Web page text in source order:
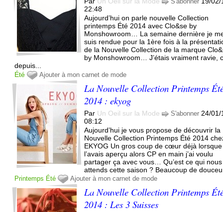
22:48
Aujourd’hui on parle nouvelle Collection
printemps Été 2014 avec Clo&se by
Monshowroom… La semaine dernière je
suis rendue pour la 1ère fois à la
de la Nouvelle Collection de la marque
by Monshowroom… J’étais vraiment ravie,
depuis...
Été
Ajouter à mon carnet de mode
La Nouvelle Collection Printemps
2014 : ekyog
Par Un Oeil sur la Mode S'abonner 24/01/
08:12
Aujourd’hui je vous propose de découvrir la
Nouvelle Collection Printemps Été 2014
EKYOG Un gros coup de cœur déjà
l’avais aperçu alors CP en main j’ai voulu
partager ça avec vous… Qu’est ce qui nous
attends cette saison ? Beaucoup de
Printemps Été Ajouter à mon carnet de mode
La Nouvelle Collection Printemps
2014 : Les 3 Suisses